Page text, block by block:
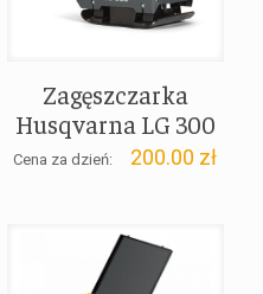
Zagęszczarka
Husqvarna LG 300
Cena za dzień: 200.00 zł